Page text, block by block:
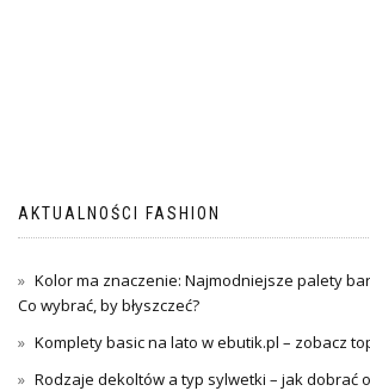
AKTUALNOŚCI FASHION
Kolor ma znaczenie: Najmodniejsze palety
Co wybrać, by błyszczeć?
Komplety basic na lato w ebutik.pl – zobacz
Rodzaje dekoltów a typ sylwetki – jak dobrać